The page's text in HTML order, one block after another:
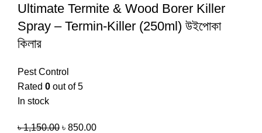
Ultimate Termite & Wood Borer Killer
Spray – Termin-Killer (250ml) উইপোকা
কিলার
Pest Control
Rated 0 out of 5
In stock
৳1,150.00 ৳ 850.00